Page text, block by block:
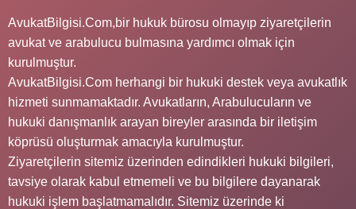
AvukatBilgisi.Com,bir hukuk bürosu olmayıp ziyaretçilerin
avukat ve arabulucu bulmasına yardımcı olmak için
kurulmuştur.
AvukatBilgisi.Com herhangi bir hukuki destek veya avukatlık
hizmeti sunmamaktadır. Avukatların, Arabulucuların ve
hukuki danışmanlık arayan bireyler arasında bir iletişim
köprüsü oluşturmak amacıyla kurulmuştur.
Ziyaretçilerin sitemiz üzerinden edindikleri hukuki bilgileri,
tavsiye olarak kabul etmemeli ve bu bilgilere dayanarak
hukuki işlem başlatmamalıdır. Sitemiz üzerinde ki